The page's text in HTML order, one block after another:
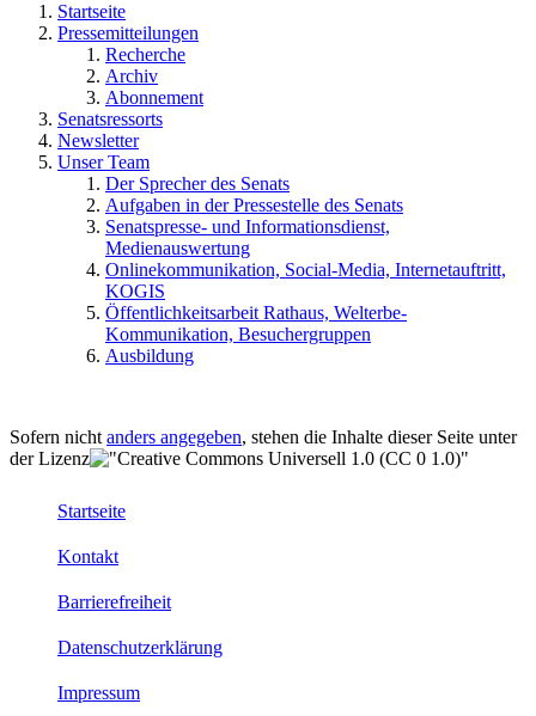
Startseite
Pressemitteilungen
Recherche
Archiv
Abonnement
Senatsressorts
Newsletter
Unser Team
Der Sprecher des Senats
Aufgaben in der Pressestelle des Senats
Senatspresse- und Informationsdienst,
Medienauswertung
Onlinekommunikation, Social-Media, Internetauftritt,
KOGIS
Öffentlichkeitsarbeit Rathaus, Welterbe-
Kommunikation, Besuchergruppen
Ausbildung
Sofern nicht anders angegeben, stehen die Inhalte dieser Seite unter
der Lizenz
Startseite
Kontakt
Barrierefreiheit
Datenschutzerklärung
Impressum